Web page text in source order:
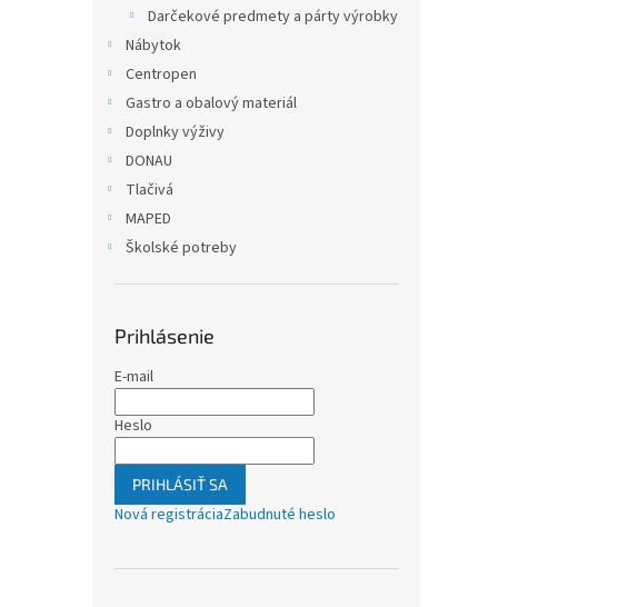
Darčekové predmety a párty výrobky
Nábytok
Centropen
Gastro a obalový materiál
Doplnky výživy
DONAU
Tlačivá
MAPED
Školské potreby
Prihlásenie
E-mail
Heslo
PRIHLÁSIŤ SA
Nová registráciaZabudnuté heslo